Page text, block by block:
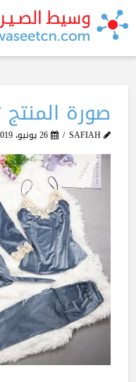
صورة المنتج 27 الطلب 948
SAFIAH 26 يونيو، 2019